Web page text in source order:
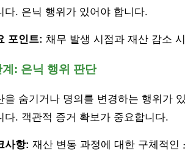
다. 은닉 행위가 있어야 합니다.
포인트: 채무 발생 시점과 재산 감소
: 은닉 행위 판단
을 숨기거나 명의를 변경하는 행위가
다. 객관적 증거 확보가 중요합니다.
사항: 재산 변동 과정에 대한 구체적인